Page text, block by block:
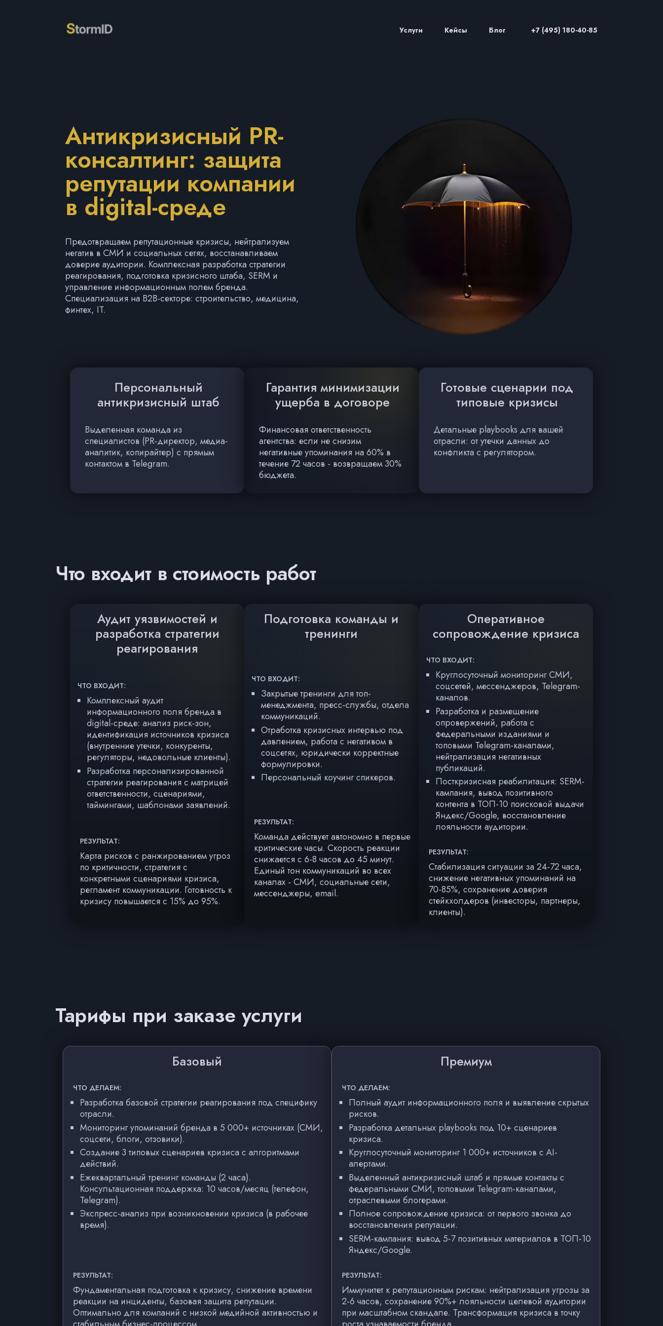
Услуги Кейсы Блог +7 (495) 180-40-85
Антикризисный PR-
консалтинг: защита
репутации компании
в digital-среде
Предотвращаем репутационные кризисы, нейтрализуем
негатив в СМИ и социальных сетях, восстанавливаем
доверие аудитории. Комплексная разработка стратегии
реагирования, подготовка кризисного штаба, SERM и
управление информационным полем бренда.
Специализация на B2B-секторе: строительство, медицина,
финтех, IT.
Персональный
антикризисный штаб
Выделенная команда из
специалистов (PR-директор, медиа-
аналитик, копирайтер) с прямым
контактом в Telegram.
Гарантия минимизации
ущерба в договоре
Финансовая ответственность
агентства: если не снизим
негативные упоминания на 60% в
течение 72 часов - возвращаем 30%
бюджета.
Готовые сценарии под
типовые кризисы
Детальные playbooks для вашей
отрасли: от утечки данных до
конфликта с регулятором.
Что входит в стоимость работ
Аудит уязвимостей и
разработка стратегии
реагирования
ЧТО ВХОДИТ:
Комплексный аудит
информационного поля бренда в
digital-среде: анализ риск-зон,
идентификация источников кризиса
(внутренние утечки, конкуренты,
регуляторы, недовольные клиенты).
Разработка персонализированной
стратегии реагирования с матрицей
ответственности, сценариями,
таймингами, шаблонами заявлений.
РЕЗУЛЬТАТ:
Карта рисков с ранжированием угроз
по критичности, стратегия с
конкретными сценариями кризиса,
регламент коммуникации. Готовность к
кризису повышается с 15% до 95%.
Подготовка команды и
тренинги
ЧТО ВХОДИТ:
Закрытые тренинги для топ-
менеджмента, пресс-службы, отдела
коммуникаций.
Отработка кризисных интервью под
давлением, работа с негативом в
соцсетях, юридически корректные
формулировки.
Персональный коучинг спикеров.
РЕЗУЛЬТАТ:
Команда действует автономно в первые
критические часы. Скорость реакции
снижается с 6-8 часов до 45 минут.
Единый тон коммуникаций во всех
каналах - СМИ, социальные сети,
мессенджеры, email.
Оперативное
сопровождение кризиса
ЧТО ВХОДИТ:
Круглосуточный мониторинг СМИ,
соцсетей, мессенджеров, Telegram-
каналов.
Разработка и размещение
опровержений, работа с
федеральными изданиями и
топовыми Telegram-каналами,
нейтрализация негативных
публикаций.
Посткризисная реабилитация: SERM-
кампания, вывод позитивного
контента в ТОП-10 поисковой выдачи
Яндекс/Google, восстановление
лояльности аудитории.
РЕЗУЛЬТАТ:
Стабилизация ситуации за 24-72 часа,
снижение негативных упоминаний на
70-85%, сохранение доверия
стейкхолдеров (инвесторы, партнеры,
клиенты).
Тарифы при заказе услуги
Базовый
ЧТО ДЕЛАЕМ:
Разработка базовой стратегии реагирования под специфику
отрасли.
Мониторинг упоминаний бренда в 5 000+ источниках (СМИ,
соцсети, блоги, отзовики).
Создание 3 типовых сценариев кризиса с алгоритмами
действий.
Ежеквартальный тренинг команды (2 часа).
Консультационная поддержка: 10 часов/месяц (телефон,
Telegram).
Экспресс-анализ при возникновении кризиса (в рабочее
время).
РЕЗУЛЬТАТ:
Фундаментальная подготовка к кризису, снижение времени
реакции на инциденты, базовая защита репутации.
Оптимально для компаний с низкой медийной активностью и
Премиум
ЧТО ДЕЛАЕМ:
Полный аудит информационного поля и выявление скрытых
рисков.
Разработка детальных playbooks под 10+ сценариев
кризиса.
Круглосуточный мониторинг 1 000+ источников с AI-
алертами.
Выделенный антикризисный штаб и прямые контакты с
федеральными СМИ, топовыми Telegram-каналами,
отраслевыми блогерами.
Полное сопровождение кризиса: от первого звонка до
восстановления репутации.
SERM-кампания: вывод 5-7 позитивных материалов в ТОП-10
Яндекс/Google.
РЕЗУЛЬТАТ:
Иммунитет к репутационным рискам: нейтрализация угрозы за
2-6 часов, сохранение 90%+ лояльности целевой аудитории
при масштабном скандале. Трансформация кризиса в точку